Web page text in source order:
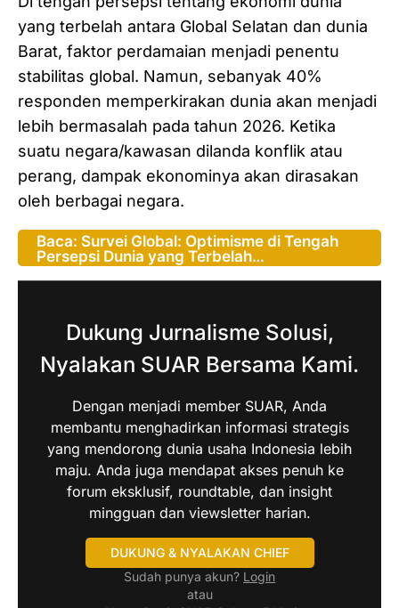
yang terbelah antara Global Selatan dan dunia
Barat, faktor perdamaian menjadi penentu
stabilitas global. Namun, sebanyak 40%
responden memperkirakan dunia akan menjadi
lebih bermasalah pada tahun 2026. Ketika
suatu negara/kawasan dilanda konflik atau
perang, dampak ekonominya akan dirasakan
oleh berbagai negara.
Baca: Survei Global: Optimisme di Tengah
Persepsi Dunia yang Terbelah…
Dukung Jurnalisme Solusi,
Nyalakan SUAR Bersama Kami.
Dengan menjadi member SUAR, Anda
membantu menghadirkan informasi strategis
yang mendorong dunia usaha Indonesia lebih
maju. Anda juga mendapat akses penuh ke
forum eksklusif, roundtable, dan insight
mingguan dan viewsletter harian.
DUKUNG & NYALAKAN CHIEF
Sudah punya akun? Login
atau